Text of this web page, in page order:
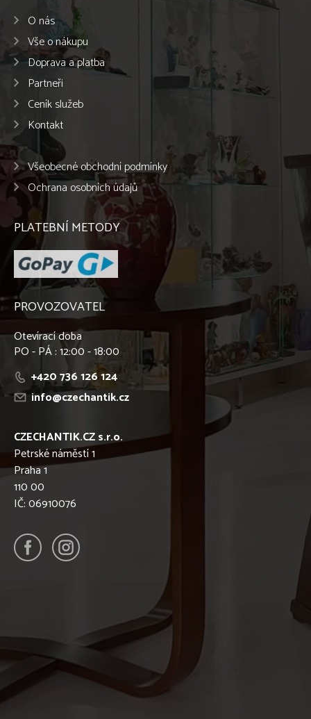
O nás
Vše o nákupu
Doprava a platba
Partneři
Ceník služeb
Kontakt
Všeobecné obchodní podmínky
Ochrana osobních údajů
PLATEBNÍ METODY
PROVOZOVATEL
Otevírací doba
PO - PÁ : 12:00 - 18:00
+420 736 126 124
info@czechantik.cz
CZECHANTIK.CZ s.r.o.
Petrské náměstí 1
Praha 1
110 00
IČ: 06910076